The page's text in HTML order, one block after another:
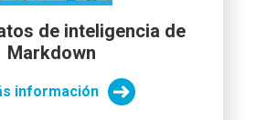
de inteligencia de
Markdown
información